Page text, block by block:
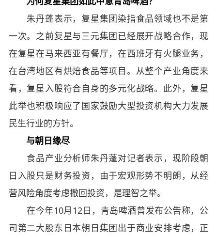
朱丹蓬表示，复星集团染指食品领域也不是第
一次。之前复星与三元集团已经展开战略合作，现
在复星在马来西亚有餐厅，在西班牙有火腿业务，
在台湾地区有烘焙食品等项目。从整个产业角度来
看，复星入股符合自身的多元化战略。此外，复星
此举也积极响应了国家鼓励大型投资机构大力发展
民生行业的方针。
与朝日缘尽
食品产业分析师朱丹蓬对记者表示，现阶段朝
日入股只是财务投资，由于宏观形势不明朗，从经
营风险角度考虑撤回投资，是理智之举。
在今年10月12日，青岛啤酒曾发布公告称，公
司第二大股东日本朝日集团出于商业安排考虑，正